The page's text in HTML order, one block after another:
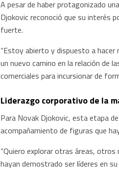
A pesar de haber protagonizado
Djokovic reconoció que su interés
fuerte.
“Estoy abierto y dispuesto a hacer
un nuevo camino en la relación de
comerciales para incursionar de
Liderazgo corporativo de la
Para Novak Djokovic, esta etapa
acompañamiento de figuras que
“Quiero explorar otras áreas,
hayan demostrado ser líderes en